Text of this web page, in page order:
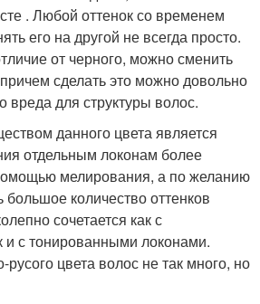
. Любой оттенок со временем
его на другой не всегда просто.
от черного, можно сменить
сделать это можно довольно
вреда для структуры волос.
данного цвета является
отдельным локонам более
мелирования, а по желанию
количество оттенков
сочетается как с
с тонированными локонами.
русого цвета волос не так много, но